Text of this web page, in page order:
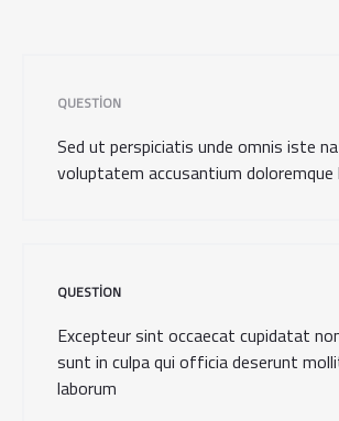
QUESTION
Sed ut perspiciatis unde omnis iste
voluptatem accusantium doloremque
QUESTION
Excepteur sint occaecat cupidatat
sunt in culpa qui officia deserunt
laborum